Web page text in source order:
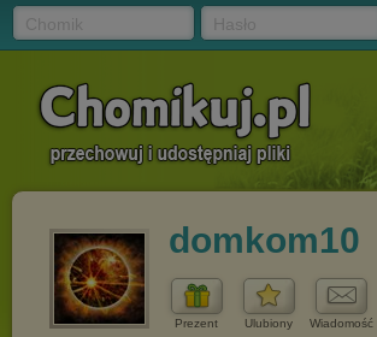
domkom10
Prezent Ulubiony Wiadomość